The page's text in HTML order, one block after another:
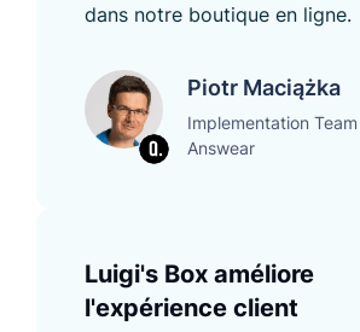
dans notre boutique en ligne.
Piotr Maciążka
Implementation
Answear
Luigi's Box améliore
l'expérience client